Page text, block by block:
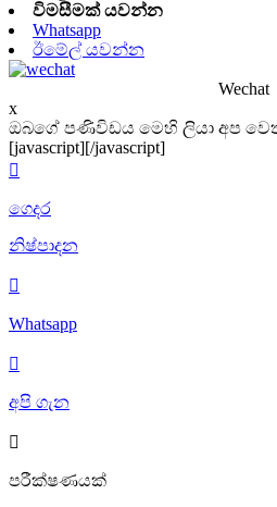
විමසීමක් යවන්න
Whatsapp
ඊමේල් යවන්න
Wechat
x
ඔබගේ පණිවිඩය මෙහි ලියා අප
[javascript][/javascript]

ගෙදර
නිෂ්පාදන

Whatsapp

අපි ගැන

පරීක්ෂණයක්